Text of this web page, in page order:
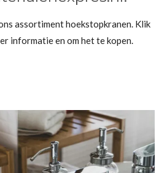
assortiment hoekstopkranen. Klik
informatie en om het te kopen.